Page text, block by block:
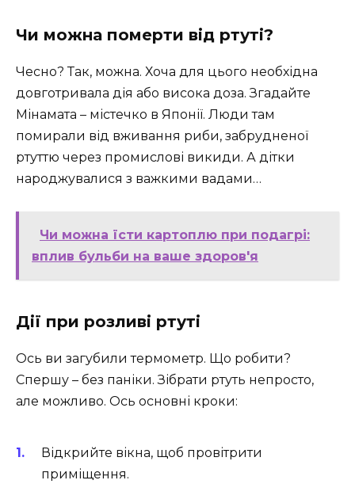
Чи можна померти від ртуті?
Чесно? Так, можна. Хоча для цього необхідна
довготривала дія або висока доза. Згадайте
Мінамата – містечко в Японії. Люди там
помирали від вживання риби, забрудненої
ртуттю через промислові викиди. А дітки
народжувалися з важкими вадами…
Чи можна їсти картоплю при подагрі:
вплив бульби на ваше здоров'я
Дії при розливі ртуті
Ось ви загубили термометр. Що робити?
Спершу – без паніки. Зібрати ртуть непросто,
але можливо. Ось основні кроки:
Відкрийте вікна, щоб провітрити
приміщення.